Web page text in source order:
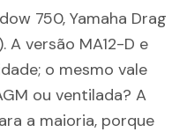
750, Yamaha Drag
A versão MA12-D e
o mesmo vale
ou ventilada? A
a maioria, porque